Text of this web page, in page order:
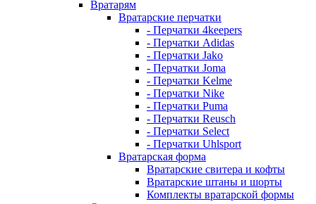
Вратарям
Вратарские перчатки
- Перчатки 4keepers
- Перчатки Adidas
- Перчатки Jako
- Перчатки Joma
- Перчатки Kelme
- Перчатки Nike
- Перчатки Puma
- Перчатки Reusch
- Перчатки Select
- Перчатки Uhlsport
Вратарская форма
Вратарские свитера и кофты
Вратарские штаны и шорты
Комплекты вратарской формы